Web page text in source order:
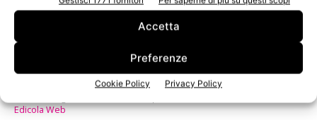
Accetta
Preferenze
Cookie Policy Privacy Policy
Edicola Web